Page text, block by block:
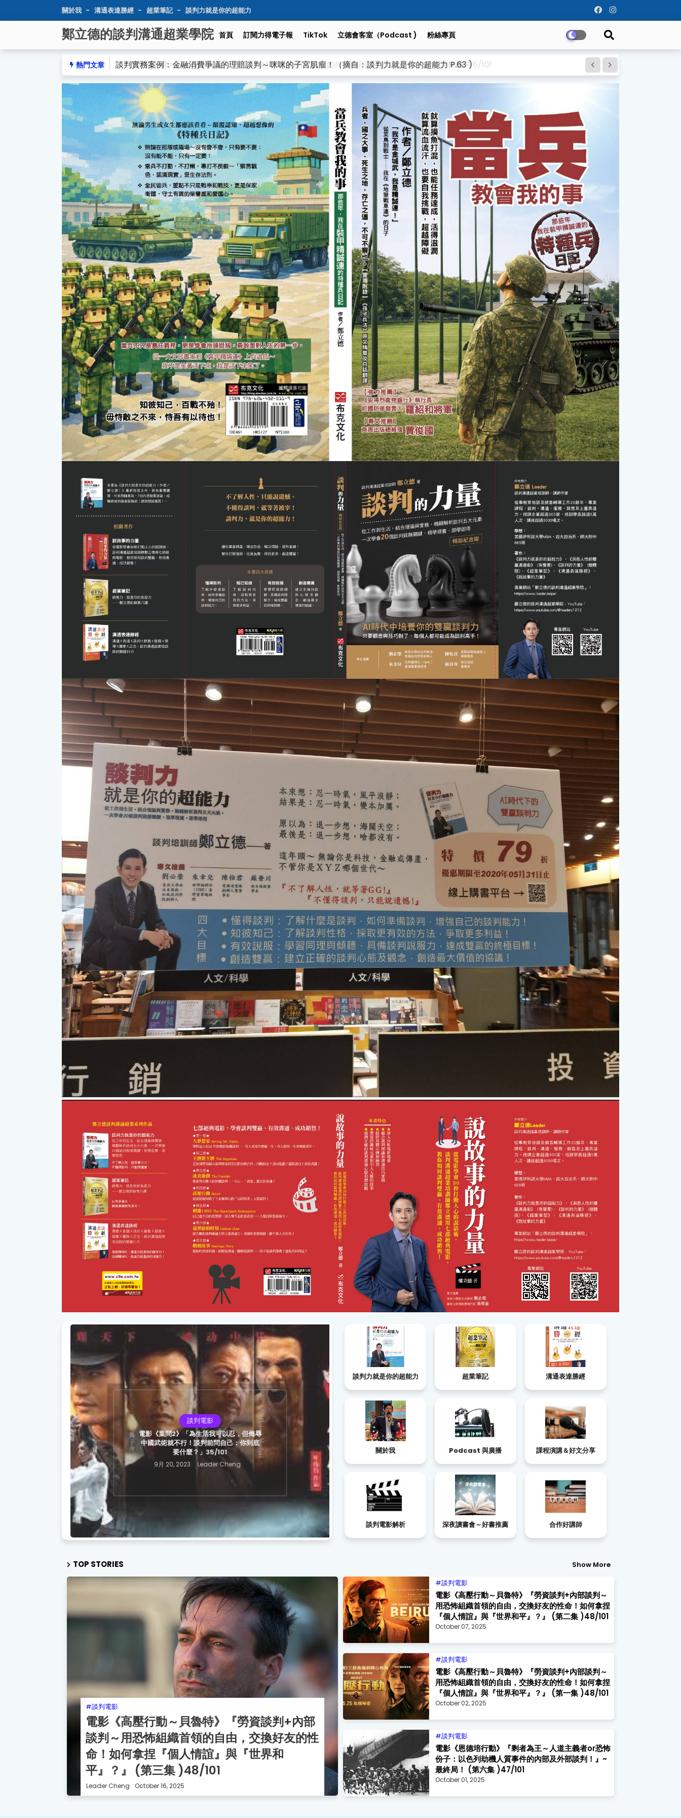
關於我 溝通表達勝經 超業筆記 談判力就是你的超能力
鄭立德的談判溝通超業學院 首頁 訂閱力得電子報 TikTok 立德會客室（podcast ) 粉絲專頁
熱門文章 談判實務案例：金融消費爭議的理賠談判～咪咪的子宮肌瘤！（摘自：談判力就是你的超能力 P.63 )
談判電影
電影《葉問2》「為生活我可以忍，但侮辱
中國武術就不行！談判前問自己：你到底
要什麼？」35/101
9月 20, 2023 Leader Cheng
談判力就是你的超能力 超業筆記 溝通表達勝經
關於我 Podcast 與廣播 課程演講＆好文分享
談判電影解析 深夜讀書會～好書推薦 合作好講師
TOP STORIES Show More
談判電影
電影《高壓行動～貝魯特》『勞資談判+內部
談判～用恐怖組織首領的自由，交換好友的性
命！如何拿捏『個人情誼』與『世界和
平』？』 (第三集 )48/101
Leader Cheng October 16, 2025
談判電影
電影《高壓行動～貝魯特》『勞資談判+內部談判～
用恐怖組織首領的自由，交換好友的性命！如何拿捏
『個人情誼』與『世界和平』？』 (第二集 )48/101
October 07, 2025
談判電影
電影《高壓行動～貝魯特》『勞資談判+內部談判～
用恐怖組織首領的自由，交換好友的性命！如何拿捏
『個人情誼』與『世界和平』？』 (第一集 )48/101
October 02, 2025
談判電影
電影《恩德培行動》『剩者為王～人道主義者or恐怖
份子：以色列劫機人質事件的內部及外部談判！』~
最終局！ (第六集 )47/101
October 01, 2025